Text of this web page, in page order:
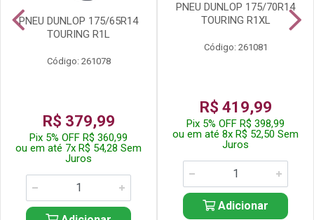
PNEU DUNLOP 175/65R14
TOURING R1L
Código: 261078
R$ 379,99
Pix 5% OFF R$ 360,99
ou em até 7x R$ 54,28 Sem
Juros
PNEU DUNLOP 175/70R14
TOURING R1XL
Código: 261081
R$ 419,99
Pix 5% OFF R$ 398,99
ou em até 8x R$ 52,50 Sem
Juros
Adicionar